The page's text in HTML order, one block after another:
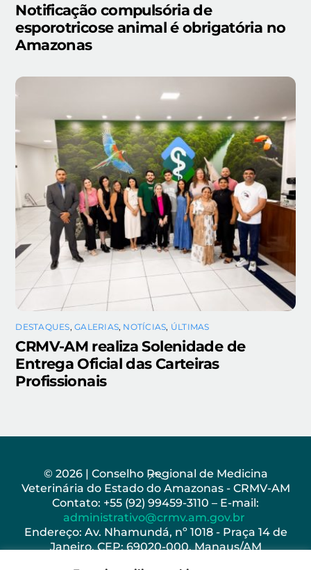
Notificação compulsória de
esporotricose animal é obrigatória no
Amazonas
DESTAQUES,GALERIAS, NOTÍCIAS, ÚLTIMAS
CRMV-AM realiza Solenidade de
Entrega Oficial das Carteiras
Profissionais
Back
To
Top
© 2026 | Conselho Regional de Medicina
Veterinária do Estado do Amazonas - CRMV-AM
Contato: +55 (92) 99459-3110 – E-mail:
administrativo@crmv.am.gov.br
Endereço: Av. Nhamundá, nº 1018 - Praça 14 de
Janeiro, CEP: 69020-000, Manaus/AM